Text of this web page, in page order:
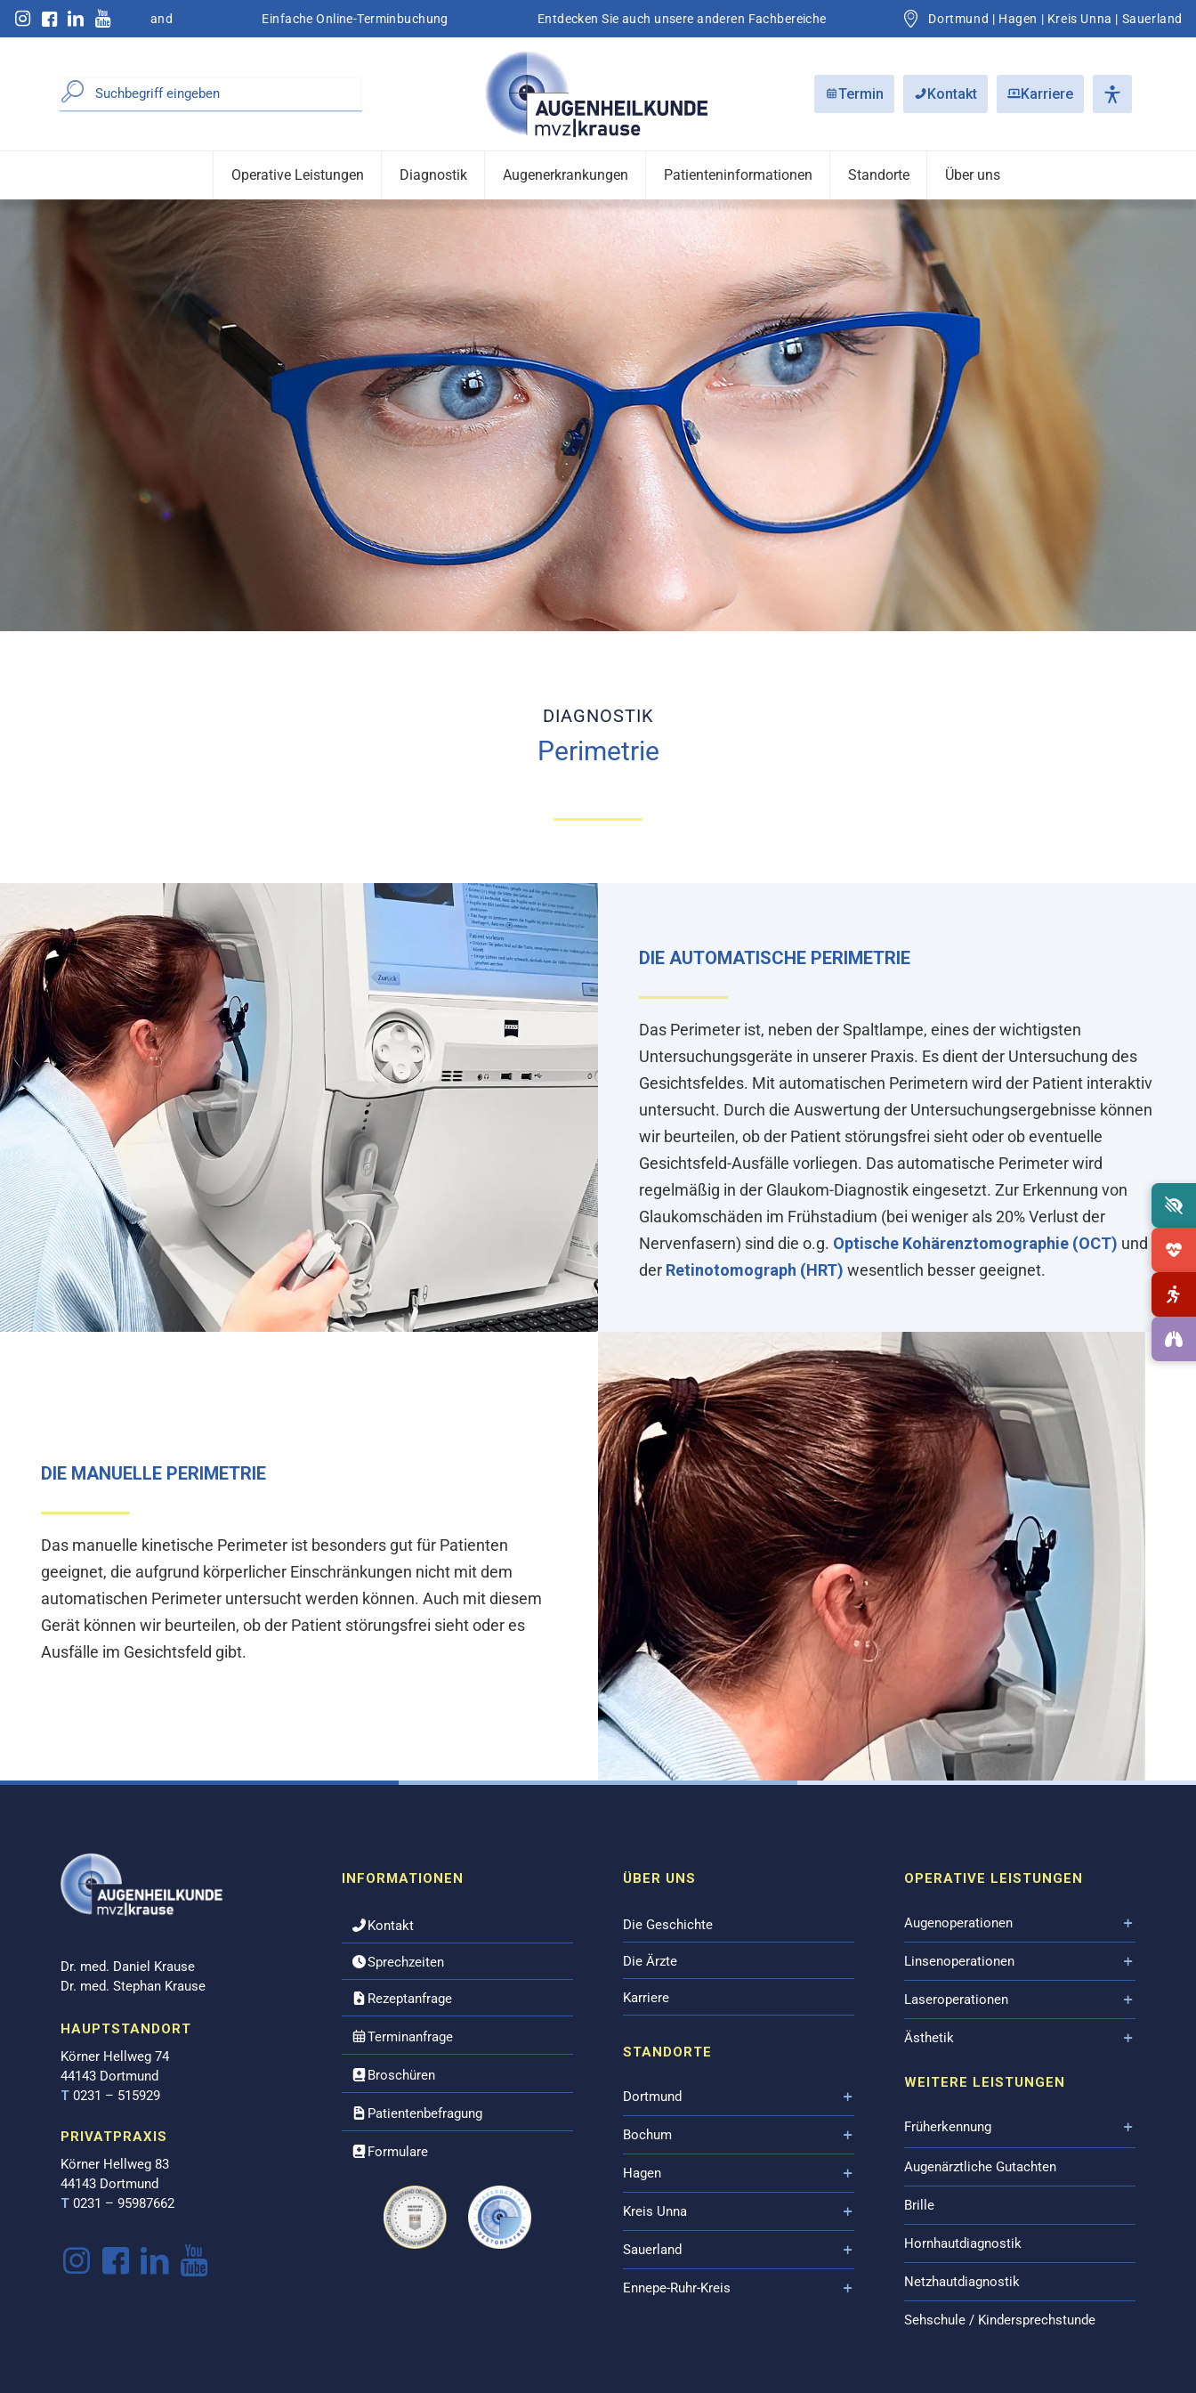
und Sauerland Einfache Online-Terminbuchung Entdecken Sie auch unsere anderen Fachbereiche Ihre Fachärzte im Ruhrgebiet und Sauerland
Dortmund | Hagen | Kreis Unna | Sauerland
Termin Kontakt Karriere
Operative Leistungen Diagnostik Augenerkrankungen Patienteninformationen Standorte Über uns
DIAGNOSTIK
Perimetrie
DIE AUTOMATISCHE PERIMETRIE
Das Perimeter ist, neben der Spaltlampe, eines der wichtigsten
Untersuchungsgeräte in unserer Praxis. Es dient der Untersuchung des
Gesichtsfeldes. Mit automatischen Perimetern wird der Patient interaktiv
untersucht. Durch die Auswertung der Untersuchungsergebnisse können
wir beurteilen, ob der Patient störungsfrei sieht oder ob eventuelle
Gesichtsfeld-Ausfälle vorliegen. Das automatische Perimeter wird
regelmäßig in der Glaukom-Diagnostik eingesetzt. Zur Erkennung von
Glaukomschäden im Frühstadium (bei weniger als 20% Verlust der
Nervenfasern) sind die o.g. Optische Kohärenztomographie (OCT) und
der Retinotomograph (HRT) wesentlich besser geeignet.
DIE MANUELLE PERIMETRIE
Das manuelle kinetische Perimeter ist besonders gut für Patienten
geeignet, die aufgrund körperlicher Einschränkungen nicht mit dem
automatischen Perimeter untersucht werden können. Auch mit diesem
Gerät können wir beurteilen, ob der Patient störungsfrei sieht oder es
Ausfälle im Gesichtsfeld gibt.
Dr. med. Daniel Krause
Dr. med. Stephan Krause
HAUPTSTANDORT
Körner Hellweg 74
44143 Dortmund
T 0231 – 515929
PRIVATPRAXIS
Körner Hellweg 83
44143 Dortmund
T 0231 – 95987662
INFORMATIONEN
Kontakt
Sprechzeiten
Rezeptanfrage
Terminanfrage
Broschüren
Patientenbefragung
Formulare
ÜBER UNS
Die Geschichte
Die Ärzte
Karriere
STANDORTE
Dortmund
Bochum
Hagen
Kreis Unna
Sauerland
Ennepe-Ruhr-Kreis
OPERATIVE LEISTUNGEN
Augenoperationen
Linsenoperationen
Laseroperationen
Ästhetik
WEITERE LEISTUNGEN
Früherkennung
Augenärztliche Gutachten
Brille
Hornhautdiagnostik
Netzhautdiagnostik
Sehschule / Kindersprechstunde